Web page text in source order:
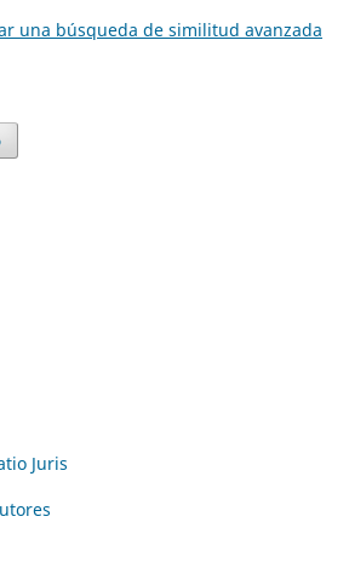
una búsqueda de similitud avanzada
Juris